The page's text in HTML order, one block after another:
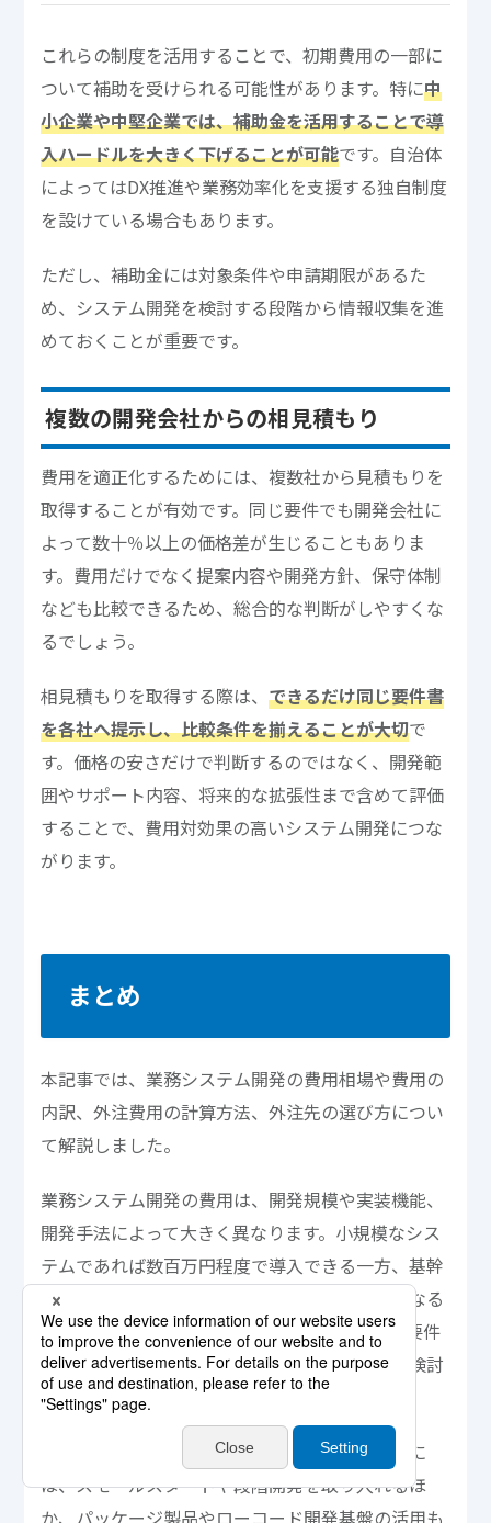
これらの制度を活用することで、初期費用の一部に
ついて補助を受けられる可能性があります。特に中
小企業や中堅企業では、補助金を活用することで導
入ハードルを大きく下げることが可能です。自治体
によってはDX推進や業務効率化を支援する独自制度
を設けている場合もあります。
ただし、補助金には対象条件や申請期限があるた
め、システム開発を検討する段階から情報収集を進
めておくことが重要です。
複数の開発会社からの相見積もり
費用を適正化するためには、複数社から見積もりを
取得することが有効です。同じ要件でも開発会社に
よって数十％以上の価格差が生じることもありま
す。費用だけでなく提案内容や開発方針、保守体制
なども比較できるため、総合的な判断がしやすくな
るでしょう。
相見積もりを取得する際は、できるだけ同じ要件書
を各社へ提示し、比較条件を揃えることが大切で
す。価格の安さだけで判断するのではなく、開発範
囲やサポート内容、将来的な拡張性まで含めて評価
することで、費用対効果の高いシステム開発につな
がります。
まとめ
本記事では、業務システム開発の費用相場や費用の
内訳、外注費用の計算方法、外注先の選び方につい
て解説しました。
業務システム開発の費用は、開発規模や実装機能、
開発手法によって大きく異なります。小規模なシス
テムであれば数百万円程度で導入できる一方、基幹
システムや大規模システムでは数千万円以上になる
ケースもあります。また、開発費だけでなく、要件
定義や設計、運用・保守まで含めた総コストで検討
することが重要です。
費用を抑えながら業務システムを導入するために
は、スモールスタートや段階開発を取り入れるほ
か、パッケージ製品やローコード開発基盤の活用も